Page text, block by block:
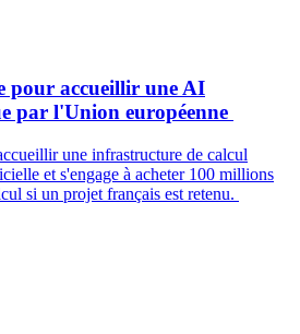
pour accueillir une AI
par l'Union européenne
une infrastructure de calcul
et s'engage à acheter 100 millions
si un projet français est retenu.